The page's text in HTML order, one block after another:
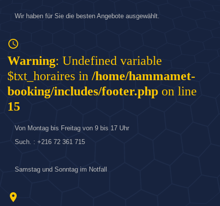
Wir haben für Sie die besten Angebote ausgewählt.
access_time
Warning: Undefined variable
$txt_horaires in /home/hammamet-
booking/includes/footer.php on line
15
Von Montag bis Freitag von 9 bis 17 Uhr
Such. : +216 72 361 715
Samstag und Sonntag im Notfall
location_on